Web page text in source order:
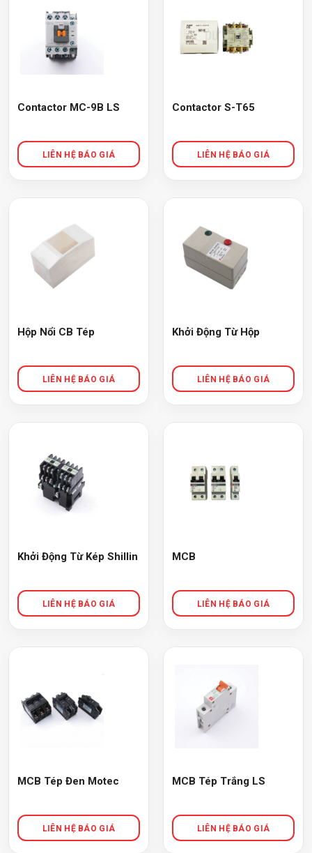
Contactor MC-9B LS Contactor S-T65
Hộp Nổi CB Tép Khởi Động Từ Hộp
Khởi Động Từ Kép Shillin MCB
MCB Tép Đen Motec MCB Tép Trắng LS